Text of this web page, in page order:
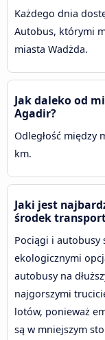
Każdego dnia
Autobus, którymi
miasta Wadżda.
Jak daleko od
Agadir?
Odległość między
km.
Jaki jest
środek
Pociągi i autobusy
ekologicznymi
autobusy na
najgorszymi
lotów, ponieważ
są w mniejszym